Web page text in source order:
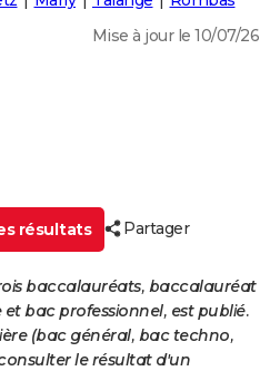
Mise à jour le 10/07/26
résultats Partager
baccalauréats, baccalauréat
bac professionnel, est publié.
(bac général, bac techno,
le résultat d'un